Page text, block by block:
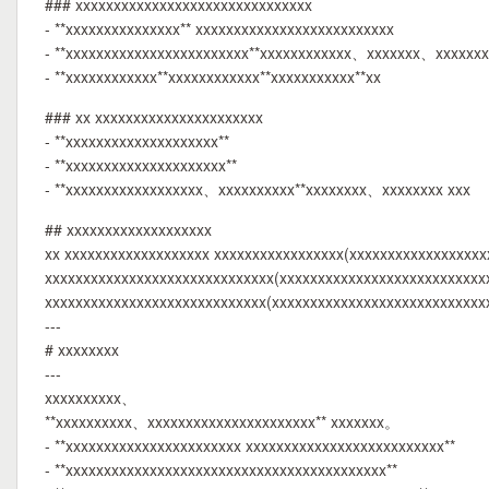
### xxxxxxxxxxxxxxxxxxxxxxxxxxxxxxx
- **xxxxxxxxxxxxxxx** xxxxxxxxxxxxxxxxxxxxxxxxxx
- **xxxxxxxxxxxxxxxxxxxxxxxx**xxxxxxxxxxxx、xxxxxxx、
- **xxxxxxxxxxxx**xxxxxxxxxxxx**xxxxxxxxxxx**xx
### xx xxxxxxxxxxxxxxxxxxxxxx
- **xxxxxxxxxxxxxxxxxxxx**
- **xxxxxxxxxxxxxxxxxxxxx**
- **xxxxxxxxxxxxxxxxxx、xxxxxxxxxx**xxxxxxxx、xxxxxxxx xxx
## xxxxxxxxxxxxxxxxxxx
xx xxxxxxxxxxxxxxxxxxx
---
# xxxxxxxx
---
xxxxxxxxxx、
**xxxxxxxxxx、xxxxxxxxxxxxxxxxxxxxxx** xxxxxxx。
- **xxxxxxxxxxxxxxxxxxxxxxx xxxxxxxxxxxxxxxxxxxxxxxxxx**
- **xxxxxxxxxxxxxxxxxxxxxxxxxxxxxxxxxxxxxxxxxx**